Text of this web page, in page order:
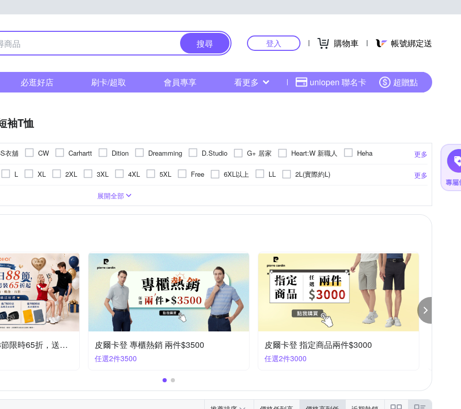
搜尋 登入 購物車 帳號綁定送
必逛好店 刷卡/超取 會員專享 看更多 uniopen 聯名卡 超贈點
袖T恤
更多
衣舖 CW Carhartt Dition Dreamming D.Studio G+ 居家 Heart:W 新職人
Heha
客
Mini 嚴選 NoMorre oillio 歐洲貴族 pierre cardin 皮爾卡登 ROBERTA 諾貝達 更多
L XL 2XL 3XL 4XL 5XL Free 6XL以上 LL
2L(實際約L)
格紋
小可愛 造型上衣
一般版型
展開全部
件$3500 皮爾卡登 指定商品兩件$3000
任選2件3000
皮爾卡登 限時快閃兩件$2500
任選2件2500